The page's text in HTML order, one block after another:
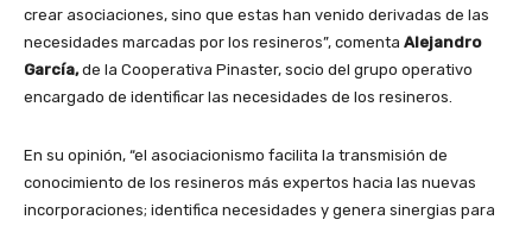
crear asociaciones, sino que estas han venido derivadas de las
necesidades marcadas por los resineros”, comenta Alejandro
García,de la Cooperativa Pinaster, socio del grupo operativo
encargado de identificar las necesidades de los resineros.
En su opinión, “el asociacionismo facilita la transmisión de
conocimiento de los resineros más expertos hacia las nuevas
incorporaciones; identifica necesidades y genera sinergias para